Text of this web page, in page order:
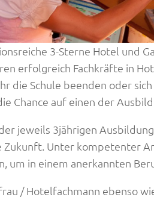
3-Sterne Hotel und
erfolgreich Fachkräfte in
die Schule beenden oder
Chance auf einen der
jeweils 3jährigen
Zukunft. Unter kompetenter
um in einem anerkannten
/ Hotelfachmann ebenso